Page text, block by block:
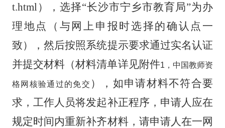
t.html） ，选择“长沙市宁乡市教育局”为办
理地点（与网上申报时选择的确认点一
致），然后按照系统提示要求通过实名认证
并提交材料（材料清单详见附件1 ， 中国教师资
格网核验通过的免交 ）， 如申请材料不符合要
求，工作人员将发起补正程序，申请人应在
规定时间内重新补齐材料，请申请人在一网